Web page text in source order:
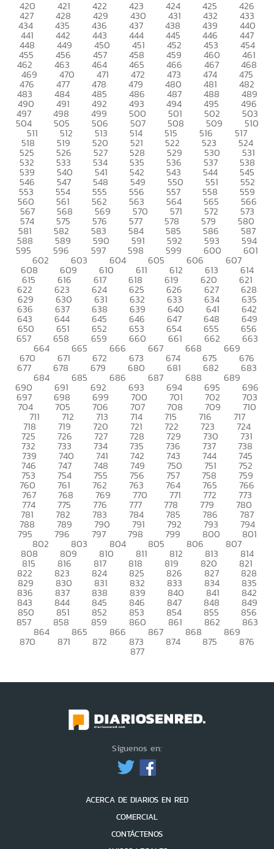
420 421 422 423 424 425 426
427 428 429 430 431 432 433
434 435 436 437 438 439 440
441 442 443 444 445 446 447
448 449 450 451 452 453 454
455 456 457 458 459 460 461
462 463 464 465 466 467 468
469 470 471 472 473 474 475
476 477 478 479 480 481 482
483 484 485 486 487 488 489
490 491 492 493 494 495 496
497 498 499 500 501 502 503
504 505 506 507 508 509 510
511 512 513 514 515 516 517
518 519 520 521 522 523 524
525 526 527 528 529 530 531
532 533 534 535 536 537 538
539 540 541 542 543 544 545
546 547 548 549 550 551 552
553 554 555 556 557 558 559
560 561 562 563 564 565 566
567 568 569 570 571 572 573
574 575 576 577 578 579 580
581 582 583 584 585 586 587
588 589 590 591 592 593 594
595 596 597 598 599 600 601
602 603 604 605 606 607
608 609 610 611 612 613 614
615 616 617 618 619 620 621
622 623 624 625 626 627 628
629 630 631 632 633 634 635
636 637 638 639 640 641 642
643 644 645 646 647 648 649
650 651 652 653 654 655 656
657 658 659 660 661 662 663
664 665 666 667 668 669
670 671 672 673 674 675 676
677 678 679 680 681 682 683
684 685 686 687 688 689
690 691 692 693 694 695 696
697 698 699 700 701 702 703
704 705 706 707 708 709 710
711 712 713 714 715 716 717
718 719 720 721 722 723 724
725 726 727 728 729 730 731
732 733 734 735 736 737 738
739 740 741 742 743 744 745
746 747 748 749 750 751 752
753 754 755 756 757 758 759
760 761 762 763 764 765 766
767 768 769 770 771 772 773
774 775 776 777 778 779 780
781 782 783 784 785 786 787
788 789 790 791 792 793 794
795 796 797 798 799 800 801
802 803 804 805 806 807
808 809 810 811 812 813 814
815 816 817 818 819 820 821
822 823 824 825 826 827 828
829 830 831 832 833 834 835
836 837 838 839 840 841 842
843 844 845 846 847 848 849
850 851 852 853 854 855 856
857 858 859 860 861 862 863
864 865 866 867 868 869
870 871 872 873 874 875 876
877
Síguenos en:
ACERCA DE DIARIOS EN RED
COMERCIAL
CONTÁCTENOS